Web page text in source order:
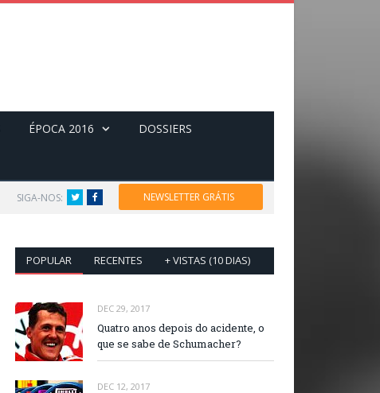
ÉPOCA 2016 DOSSIERS
SIGA-NOS: TwitterFacebook NEWSLETTER GRÁTIS
POPULAR RECENTES + VISTAS (10 DIAS)
DEC 29, 2017
Quatro anos depois do acidente, o
que se sabe de Schumacher?
DEC 12, 2017